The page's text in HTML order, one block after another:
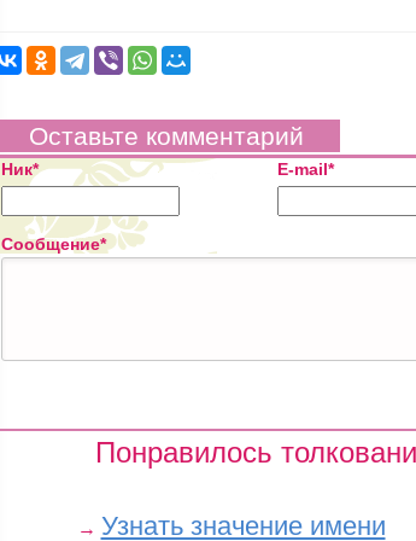
Оставьте комментарий
Ник* E-mail*
Сообщение*
Понравилось
→ Узнать значение имени